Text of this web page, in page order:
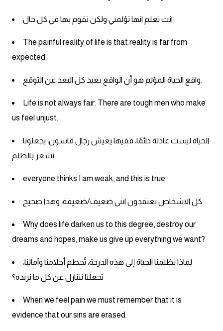
كلمات بحرف r
كلمات بحرف t
كلمات بحرف w
كلمات بحرف x
كلمات بحرف z
انت تعلم انها تؤلمني ولكن تقوم بها في كل حال
The painful reality of life is that reality is far from
expected.
واقع الحياة المؤلم هو أن الواقع بعيد كل البعد عن التوقع.
Life is not always fair. There are tough men who make
us feel unjust.
الحياة ليست عادلة دائمًا، ففيها يعيش رجال قاسون، يجعلونا
نشعر بالظلم.
everyone thinks I am weak, and this is true
كل الاشخاص يعتقدون انني ضعيف/ضعيفة، وهذا صحيح
Why does life darken us to this degree, destroy our
dreams and hopes, make us give up everything we want?
لماذا تظلمنا الحياة إلى هذه الدرجة، تُحطم أحلامنا وآمالنا،
تجعلنا نتنازل عن كل ما نريده؟
When we feel pain we must remember that it is
evidence that our sins are erased.